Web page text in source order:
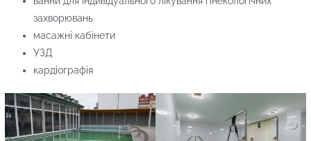
захворювань
масажні кабінети
УЗД
кардіографія